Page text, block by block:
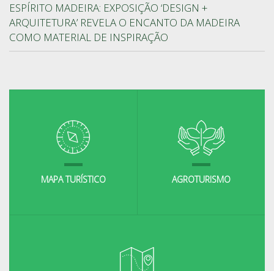
ESPÍRITO MADEIRA: EXPOSIÇÃO ‘DESIGN +
ARQUITETURA’ REVELA O ENCANTO DA MADEIRA
COMO MATERIAL DE INSPIRAÇÃO
MAPA TURÍSTICO AGROTURISMO